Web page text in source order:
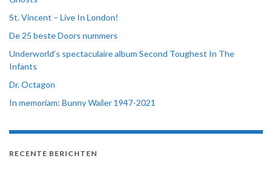
St. Vincent – Live In London!
De 25 beste Doors nummers
Underworld’s spectaculaire album Second Toughest In The
Infants
Dr. Octagon
In memoriam: Bunny Wailer 1947-2021
RECENTE BERICHTEN